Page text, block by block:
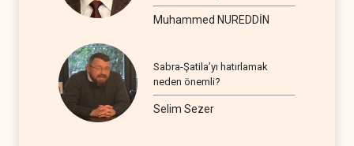
seyir
Muhammed NUREDDİN
Sabra-Şatila’yı hatırlamak
neden önemli?
Selim Sezer